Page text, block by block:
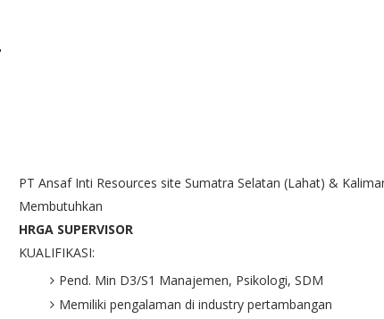
PT Ansaf Inti Resources site Sumatra Selatan (Lahat) &
Membutuhkan
HRGA SUPERVISOR
KUALIFIKASI:
Pend. Min D3/S1 Manajemen, Psikologi, SDM
Memiliki pengalaman di industry pertambangan